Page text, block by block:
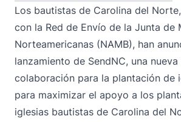
Los bautistas de Carolina del
con la Red de Envío de la Junta de
Norteamericanas (NAMB), han
lanzamiento de SendNC, una
colaboración para la plantación de
para maximizar el apoyo a los
iglesias bautistas de Carolina del